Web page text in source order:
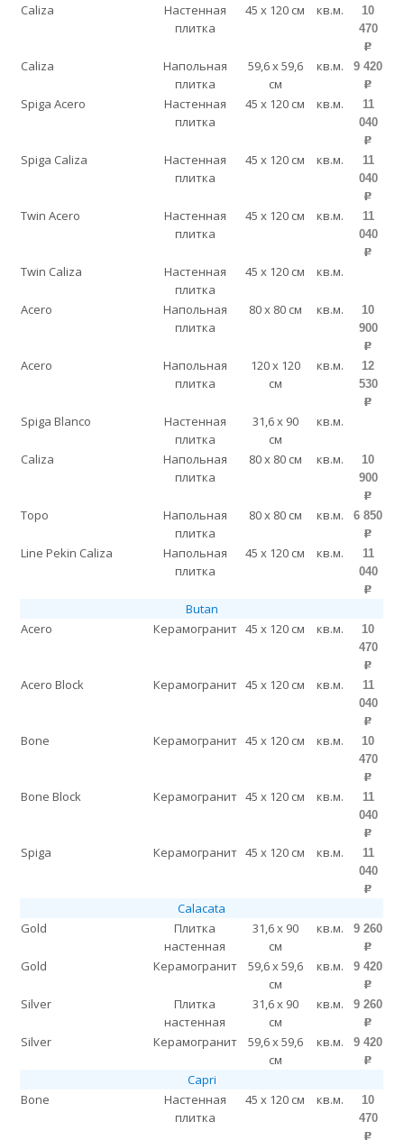
Caliza
Настенная
плитка
45 x 120 см кв.м.
10
470
p
Caliza
Напольная
плитка
59,6 x 59,6
см
кв.м. 9 420
p
Spiga Acero
Настенная
плитка
45 x 120 см кв.м.
11
040
p
Spiga Caliza
Настенная
плитка
45 x 120 см кв.м.
11
040
p
Twin Acero
Настенная
плитка
45 x 120 см кв.м.
11
040
p
Twin Caliza
Настенная
плитка
45 x 120 см кв.м.
Acero
Напольная
плитка
80 x 80 см кв.м.
10
900
p
Acero
Напольная
плитка
120 x 120
см
кв.м.
12
530
p
Spiga Blanco
Настенная
плитка
31,6 x 90
см
кв.м.
Caliza
Напольная
плитка
80 x 80 см кв.м.
10
900
p
Topo
Напольная
плитка
80 x 80 см кв.м. 6 850
p
Line Pekin Caliza
Напольная
плитка
45 x 120 см кв.м.
11
040
p
Butan
Acero
Керамогранит 45 x 120 см кв.м.
10
470
p
Acero Block Керамогранит 45 x 120 см кв.м.
11
040
p
Bone Керамогранит 45 x 120 см кв.м.
10
470
p
Bone Block Керамогранит 45 x 120 см кв.м.
11
040
p
Spiga Керамогранит 45 x 120 см кв.м.
11
040
p
Calacata
Gold
Плитка
настенная
31,6 x 90
см
кв.м. 9 260
p
Gold Керамогранит
59,6 x 59,6
см
кв.м. 9 420
p
Silver
Плитка
настенная
31,6 x 90
см
кв.м. 9 260
p
Silver Керамогранит
59,6 x 59,6
см
кв.м. 9 420
p
Capri
Bone
Настенная
плитка
45 x 120 см кв.м.
10
470
p